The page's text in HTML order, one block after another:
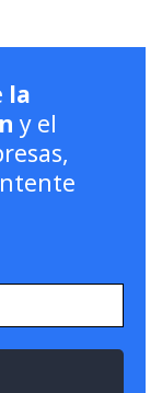
la
y el